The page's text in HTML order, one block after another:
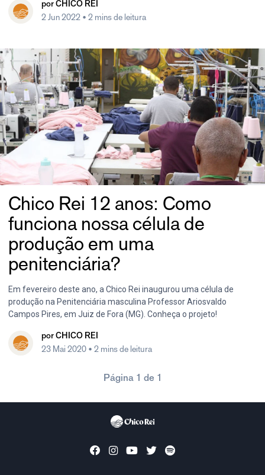
por CHICO REI
2 Jun 2022 • 2 mins de leitura
Chico Rei 12 anos: Como
funciona nossa célula de
produção em uma
penitenciária?
Em fevereiro deste ano, a Chico Rei inaugurou uma célula de
produção na Penitenciária masculina Professor Ariosvaldo
Campos Pires, em Juiz de Fora (MG). Conheça o projeto!
por CHICO REI
23 Mai 2020 • 2 mins de leitura
Página 1 de 1